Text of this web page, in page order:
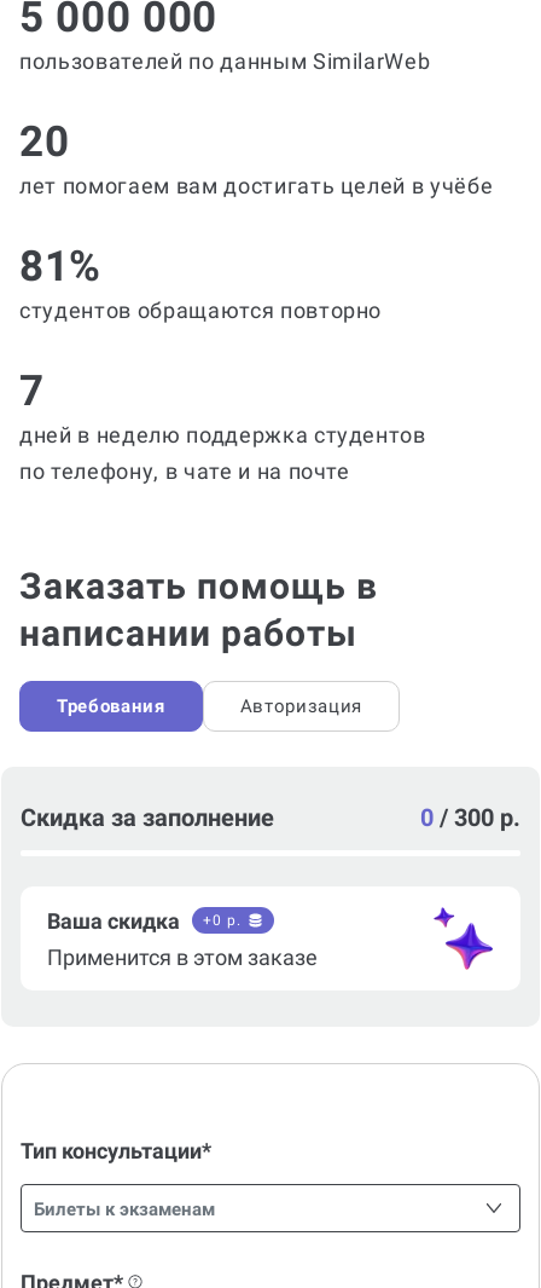
5 000 000
пользователей по данным SimilarWeb
20
лет помогаем вам достигать целей в учёбе
81%
студентов обращаются повторно
7
дней в неделю поддержка студентов
по телефону, в чате и на почте
Заказать помощь в
написании работы
Требования Авторизация
Скидка за заполнение 0 / 300 р.
Ваша скидка +0 р.
Применится в этом заказе
Тип консультации*
Билеты к экзаменам
Предмет*